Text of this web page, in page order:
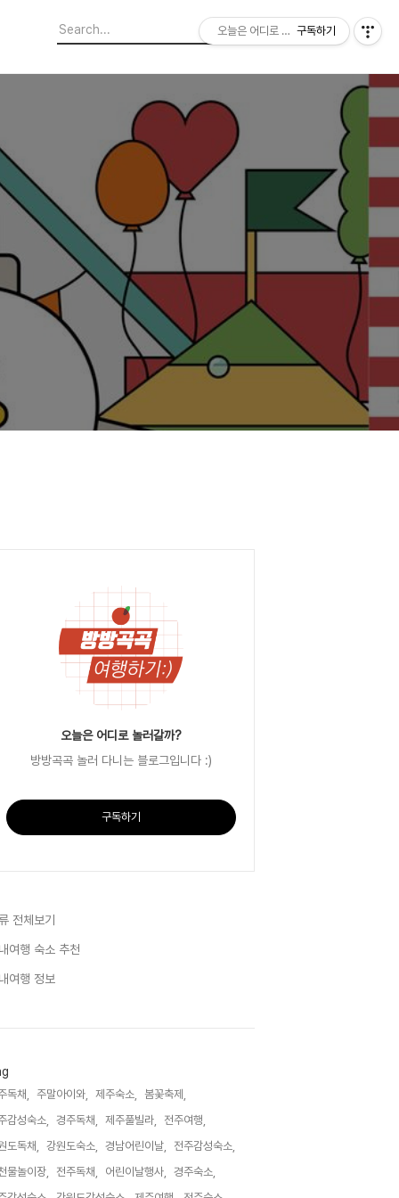
오늘은 어디로 놀러갈까?
방방곡곡 놀러 다니는 블로그입니다 :)
구독하기
전체보기
여행 숙소 추천
여행 정보
독채, 주말아이와, 제주숙소,
봄꽃축제,
감성숙소,
경주독채, 제주풀빌라,
전주여행,
도독채,
강원도숙소, 경남어린이날,
전주감성숙소,
물놀이장,
전주독채, 어린이날행사,
경주숙소,
오늘은 어디로 놀러갈까?
구독하기